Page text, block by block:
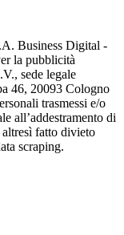
Business Digital -
la pubblicità
sede legale
46, 20093 Cologno
trasmessi e/o
all’addestramento di
fatto divieto
scraping.